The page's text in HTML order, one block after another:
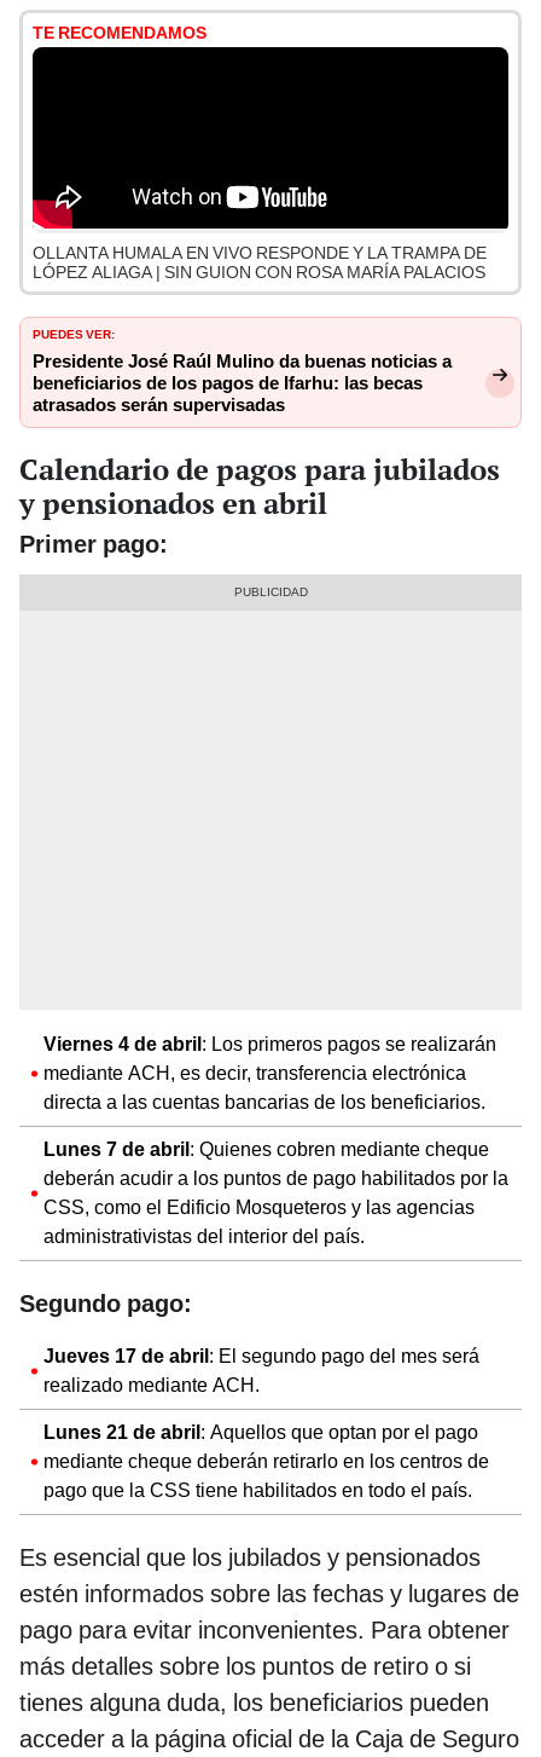
TE RECOMENDAMOS
OLLANTA HUMALA EN VIVO RESPONDE Y LA TRAMPA DE
LÓPEZ ALIAGA | SIN GUION CON ROSA MARÍA PALACIOS
PUEDES VER:
Presidente José Raúl Mulino da buenas noticias a
beneficiarios de los pagos de Ifarhu: las becas
atrasados serán supervisadas
Calendario de pagos para jubilados
y pensionados en abril
Primer pago:
Viernes 4 de abril: Los primeros pagos se realizarán
mediante ACH, es decir, transferencia electrónica
directa a las cuentas bancarias de los beneficiarios.
Lunes 7 de abril: Quienes cobren mediante cheque
deberán acudir a los puntos de pago habilitados por la
CSS, como el Edificio Mosqueteros y las agencias
administrativistas del interior del país.
Segundo pago:
Jueves 17 de abril: El segundo pago del mes será
realizado mediante ACH.
Lunes 21 de abril: Aquellos que optan por el pago
mediante cheque deberán retirarlo en los centros de
pago que la CSS tiene habilitados en todo el país.
Es esencial que los jubilados y pensionados
estén informados sobre las fechas y lugares de
pago para evitar inconvenientes. Para obtener
más detalles sobre los puntos de retiro o si
tienes alguna duda, los beneficiarios pueden
acceder a la página oficial de la Caja de Seguro